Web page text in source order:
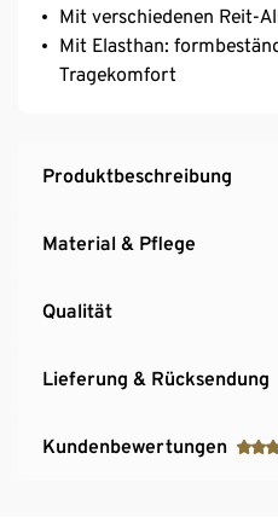
Mit verschiedenen Reit-
Mit Elasthan:
Tragekomfort
Produktbeschreibung
Material & Pflege
Qualität
Lieferung & Rücksendung
Kundenbewertungen